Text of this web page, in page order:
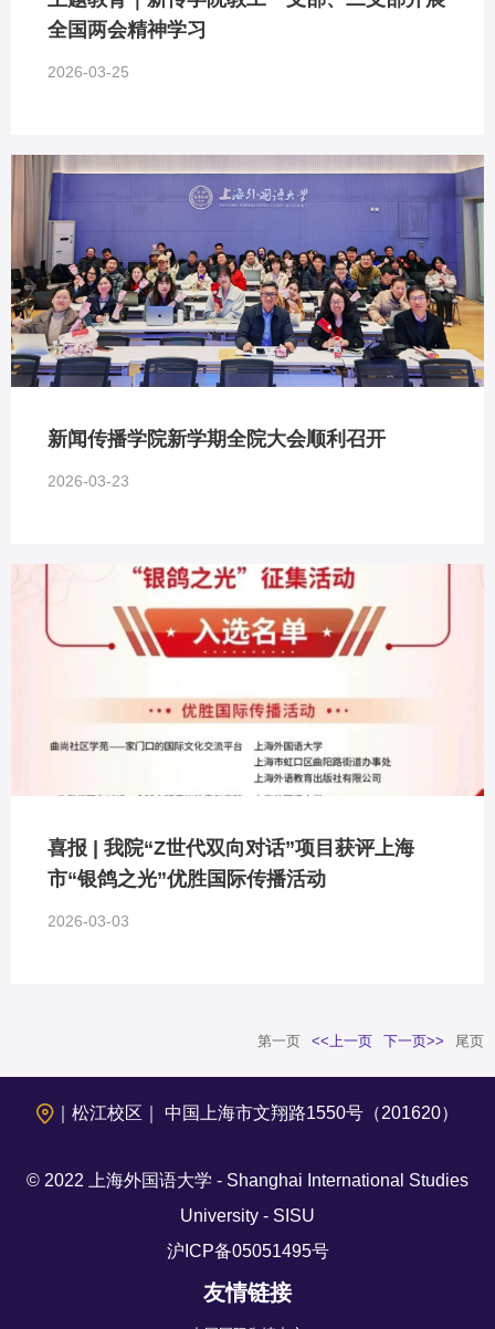
全国两会精神学习
2026-03-25
新闻传播学院新学期全院大会顺利召开
2026-03-23
喜报 | 我院“Z世代双向对话”项目获评上海
市“银鸽之光”优胜国际传播活动
2026-03-03
第一页 <<上一页 下一页>> 尾页
｜松江校区｜ 中国上海市文翔路1550号（201620）
© 2022 上海外国语大学 - Shanghai International Studies
University - SISU
沪ICP备05051495号
友情链接